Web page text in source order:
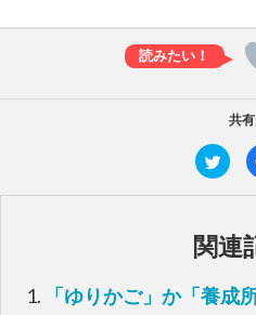
共
ク
リ
ク
T
w
i
t
e
関連
「ゆりかご」か「養成